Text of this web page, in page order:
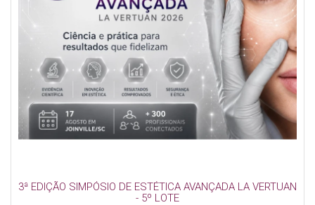
3ª EDIÇÃO SIMPÓSIO DE ESTÉTICA AVANÇADA LA VERTUAN
- 5º LOTE